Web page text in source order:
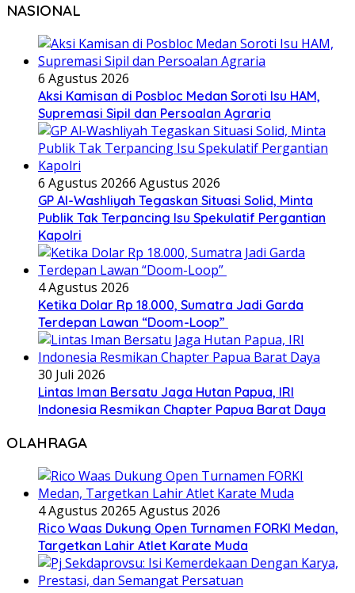
NASIONAL
6 Agustus 2026
Aksi Kamisan di Posbloc Medan Soroti Isu HAM,
Supremasi Sipil dan Persoalan Agraria
6 Agustus 20266 Agustus 2026
GP Al-Washliyah Tegaskan Situasi Solid, Minta
Publik Tak Terpancing Isu Spekulatif Pergantian
Kapolri
4 Agustus 2026
Ketika Dolar Rp 18.000, Sumatra Jadi Garda
Terdepan Lawan “Doom-Loop”
30 Juli 2026
Lintas Iman Bersatu Jaga Hutan Papua, IRI
Indonesia Resmikan Chapter Papua Barat Daya
OLAHRAGA
4 Agustus 20265 Agustus 2026
Rico Waas Dukung Open Turnamen FORKI Medan,
Targetkan Lahir Atlet Karate Muda